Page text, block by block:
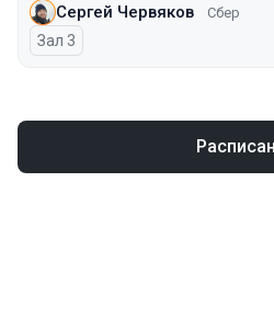
Сергей Червяков Сбер
Зал 3